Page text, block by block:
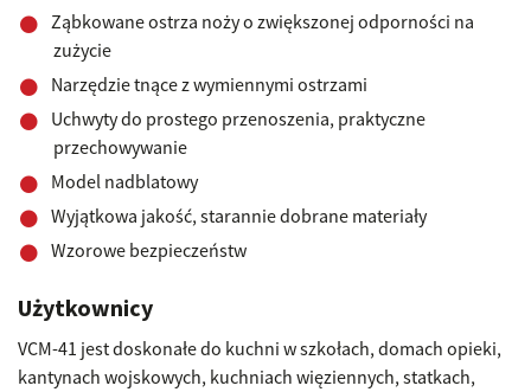
Ząbkowane ostrza noży o zwiększonej odporności na
zużycie
Narzędzie tnące z wymiennymi ostrzami
Uchwyty do prostego przenoszenia, praktyczne
przechowywanie
Model nadblatowy
Wyjątkowa jakość, starannie dobrane materiały
Wzorowe bezpieczeństw
Użytkownicy
VCM-41 jest doskonałe do kuchni w szkołach, domach opieki,
kantynach wojskowych, kuchniach więziennych, statkach,